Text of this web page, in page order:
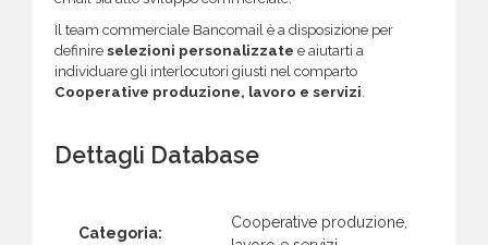
Il team commerciale Bancomail è a disposizione per
definire selezioni personalizzate e aiutarti a
individuare gli interlocutori giusti nel comparto
Cooperative produzione, lavoro e servizi.
Dettagli Database
Categoria:
Cooperative produzione,